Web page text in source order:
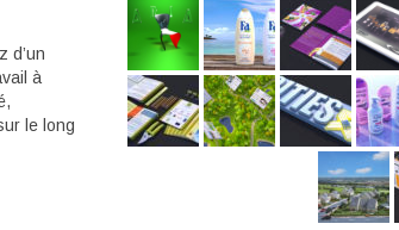
d’un
à
le long